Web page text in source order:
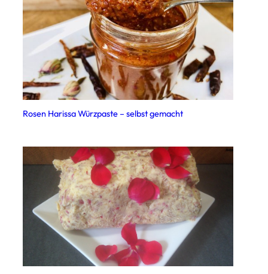
Rosen Harissa Würzpaste – selbst gemacht